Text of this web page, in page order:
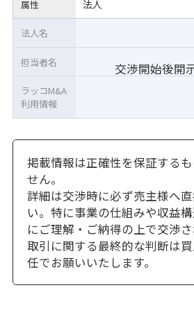
属性 法人
交渉開始後開
法人名
担当者名
ラッコM&A
利用情報
掲載情報は正確性を保証する
せん。
詳細は交渉時に必ず売主様へ
い。特に事業の仕組みや収益
にご理解・ご納得の上で交渉さ
取引に関する最終的な判断は
任でお願いいたします。